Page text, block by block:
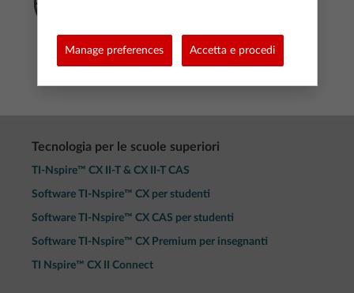
contatta il nostro team di assistenza
clienti.
Tecnologia per le scuole superiori
TI-Nspire™ CX II-T & CX II-T CAS
Software TI-Nspire™ CX per studenti
Software TI-Nspire™ CX CAS per studenti
Software TI-Nspire™ CX Premium per insegnanti
TI Nspire™ CX II Connect
Manage preferences Accetta e procedi